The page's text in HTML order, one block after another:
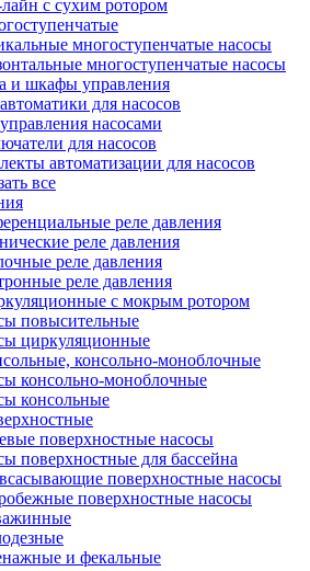
с сухим ротором
многоступенчатые насосы
многоступенчатые насосы
и шкафы управления
для насосов
насосами
для насосов
автоматизации для насосов
все
реле давления
реле давления
реле давления
реле давления
с мокрым ротором
повысительные
циркуляционные
консольно-моноблочные
консольно-моноблочные
консольные
поверхностные насосы
поверхностные для бассейна
поверхностные насосы
поверхностные насосы
и фекальные